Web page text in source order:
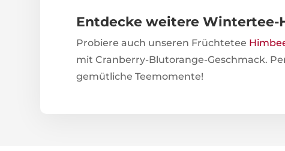
Entdecke weitere Wintertee-
Probiere auch unseren Früchtetee
mit Cranberry-Blutorange-Geschmack.
gemütliche Teemomente!